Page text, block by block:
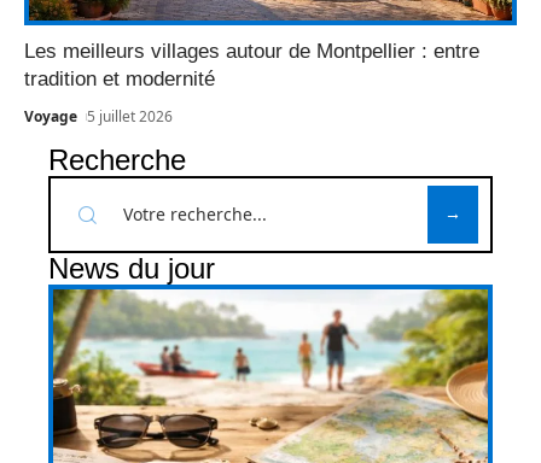
Les meilleurs villages autour de Montpellier : entre
tradition et modernité
Voyage 5 juillet 2026
Recherche
News du jour